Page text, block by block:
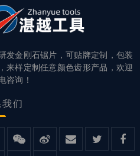
发金刚石锯片，可贴牌定制，包装
来样定制任意颜色齿形产品，欢迎
咨询！
我们